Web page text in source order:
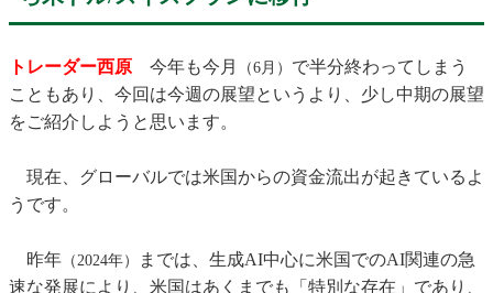
トレーダー西原 今年も今月 （6月） で半分終わってしまう
こともあり、今回は今週の展望というより、少し中期の展望
をご紹介しようと思います。
現在、グローバルでは米国からの資金流出が起きているよ
うです。
昨年 （2024年）
までは、生成AI中心に米国でのAI関連の急
速な発展により、米国はあくまでも「特別な存在」であり、